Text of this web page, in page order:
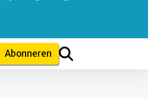
Abonneren